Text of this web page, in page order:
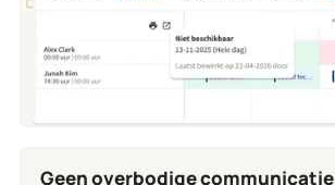
Geen overbodige communicatie